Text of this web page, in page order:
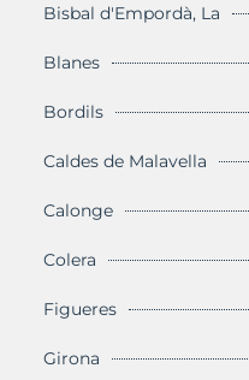
Bisbal d'Empordà, La
Blanes
Bordils
Caldes de Malavella
Calonge
Colera
Figueres
Girona